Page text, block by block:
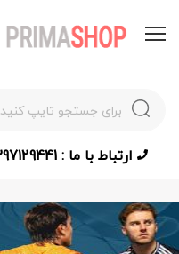
ارتباط با ما : 09397129441